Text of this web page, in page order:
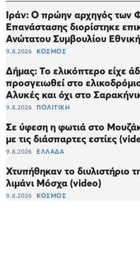
Ιράν: Ο πρώην αρχηγός των
Επανάστασης διορίστηκε
Ανώτατου Συμβουλίου
9.8.2026 ΚΟΣΜΟΣ
Δήμας: Το ελικόπτερο είχε
προσγειωθεί στο
Αλυκές και όχι στο
9.8.2026 ΠΟΛΙΤΙΚΗ
Σε ύφεση η φωτιά στο
με τις διάσπαρτες εστίες
9.8.2026 ΕΛΛΑΔΑ
Χτυπήθηκαν το διυλιστήριο
λιμάνι Μόσχα (video)
9.8.2026 ΚΟΣΜΟΣ